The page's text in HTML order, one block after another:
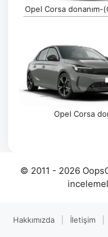
Opel Corsa donanım-
Opel Corsa
© 2011 - 2026
Hakkımızda İletişim